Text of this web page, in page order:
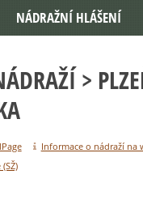
>
Informace o nádraží na
NÁDRAŽNÍ HLÁŠENÍ